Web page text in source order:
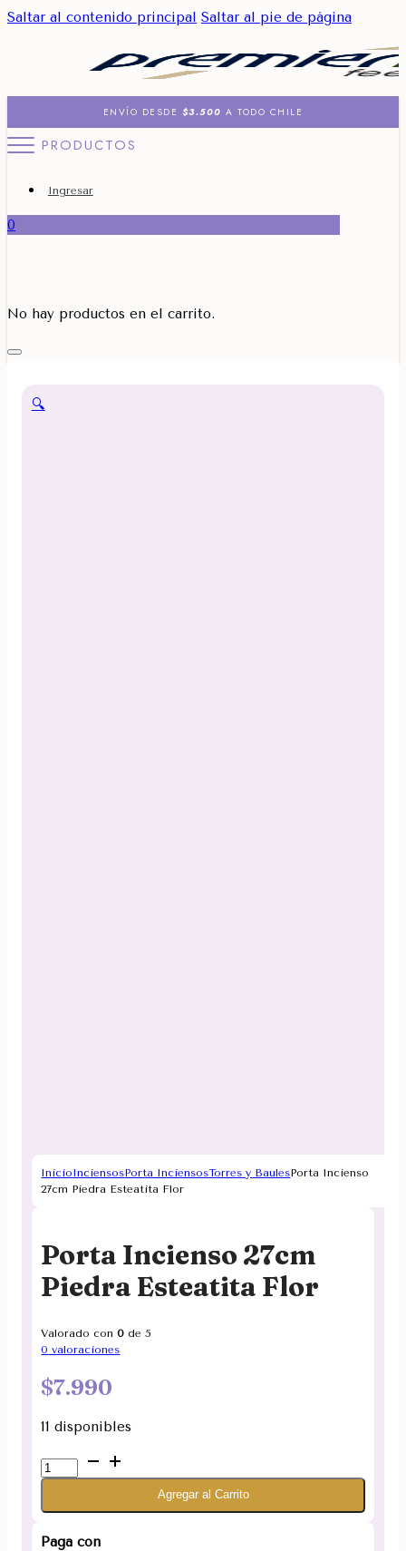
Saltar al contenido principal Saltar al pie de página
ENVÍO DESDE $3.500 A TODO CHILE
PRODUCTOS
Ingresar
0
No hay productos en el carrito.
🔍
InicioInciensosPorta InciensosTorres y BaulesPorta Incienso
27cm Piedra Esteatita Flor
Porta Incienso 27cm
Piedra Esteatita Flor
Valorado con0 de 5
0 valoraciones
$7.990
11 disponibles
Porta
Incienso
Esteatita
Agregar al Carrito
Paga con